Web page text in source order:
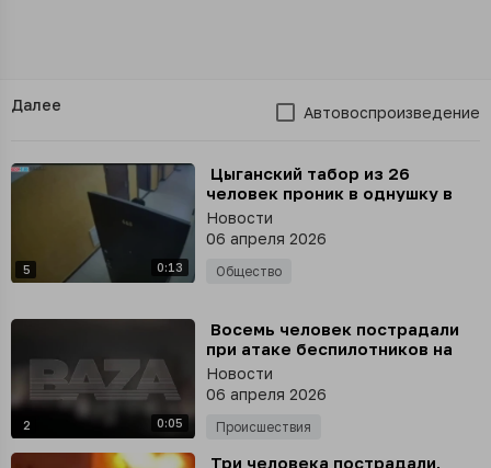
Далее Автовоспроизведение
5 0:13
⁣ Цыганский табор из 26
человек проник в однушку в
Мытищах, хотя по договору
должны были заселиться двое
Новости
06 апреля 2026
Общество
2 0:05
⁣ Восемь человек пострадали
при атаке беспилотников на
Краснодарский край
Новости
06 апреля 2026
Происшествия
⁣ Три человека пострадали,